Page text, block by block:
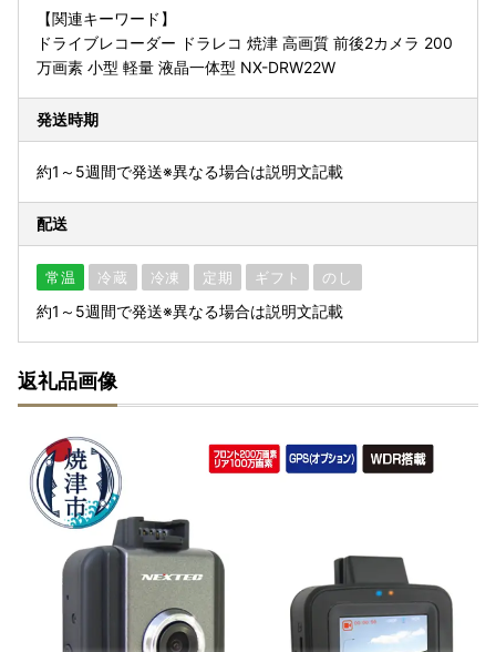
【関連キーワード】
ドライブレコーダー ドラレコ 焼津 高画質 前後2カメラ 200
万画素 小型 軽量 液晶一体型 NX-DRW22W
発送時期
約1～5週間で発送※異なる場合は説明文記載
配送
常温 冷蔵 冷凍 定期 ギフト のし
約1～5週間で発送※異なる場合は説明文記載
返礼品画像